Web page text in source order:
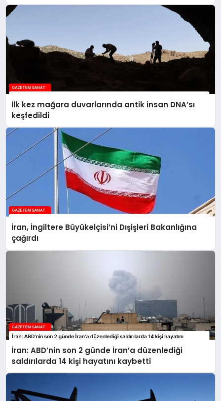
İlk kez mağara duvarlarında antik insan DNA’sı
keşfedildi
İran, İngiltere Büyükelçisi’ni Dışişleri Bakanlığına
çağırdı
İran: ABD’nin son 2 günde İran’a düzenlediği
saldırılarda 14 kişi hayatını kaybetti